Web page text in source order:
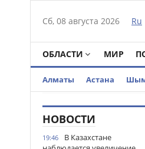
Сб, 08 августа 2026 Ru
ОБЛАСТИ МИР
Алматы Астана
НОВОСТИ
19:46
В Казахстане